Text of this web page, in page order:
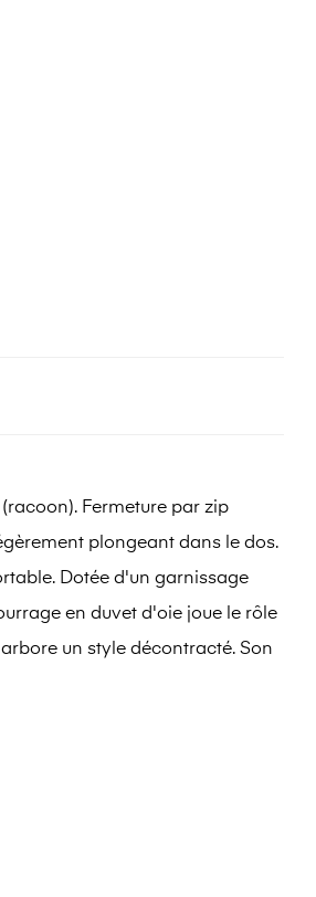
Fermeture par zip
plongeant dans le dos.
Dotée d'un garnissage
en duvet d'oie joue le rôle
un style décontracté. Son